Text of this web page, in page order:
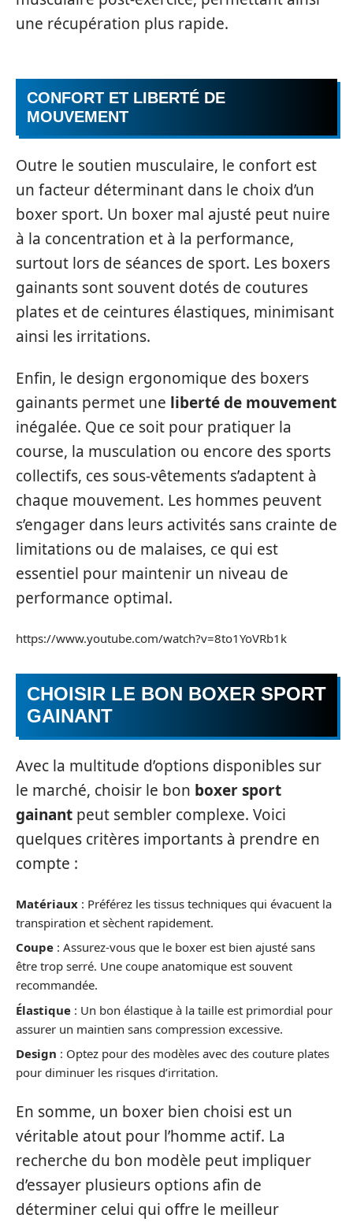
une récupération plus rapide.
CONFORT ET LIBERTÉ DE
MOUVEMENT
Outre le soutien musculaire, le confort est
un facteur déterminant dans le choix d’un
boxer sport. Un boxer mal ajusté peut nuire
à la concentration et à la performance,
surtout lors de séances de sport. Les boxers
gainants sont souvent dotés de coutures
plates et de ceintures élastiques, minimisant
ainsi les irritations.
Enfin, le design ergonomique des boxers
gainants permet une liberté de mouvement
inégalée. Que ce soit pour pratiquer la
course, la musculation ou encore des sports
collectifs, ces sous-vêtements s’adaptent à
chaque mouvement. Les hommes peuvent
s’engager dans leurs activités sans crainte de
limitations ou de malaises, ce qui est
essentiel pour maintenir un niveau de
performance optimal.
https://www.youtube.com/watch?v=8to1YoVRb1k
CHOISIR LE BON BOXER SPORT
GAINANT
Avec la multitude d’options disponibles sur
le marché, choisir le bon boxer sport
gainant peut sembler complexe. Voici
quelques critères importants à prendre en
compte :
Matériaux : Préférez les tissus techniques qui évacuent la
transpiration et sèchent rapidement.
Coupe : Assurez-vous que le boxer est bien ajusté sans
être trop serré. Une coupe anatomique est souvent
recommandée.
Élastique : Un bon élastique à la taille est primordial pour
assurer un maintien sans compression excessive.
Design : Optez pour des modèles avec des couture plates
pour diminuer les risques d’irritation.
En somme, un boxer bien choisi est un
véritable atout pour l’homme actif. La
recherche du bon modèle peut impliquer
d’essayer plusieurs options afin de
déterminer celui qui offre le meilleur